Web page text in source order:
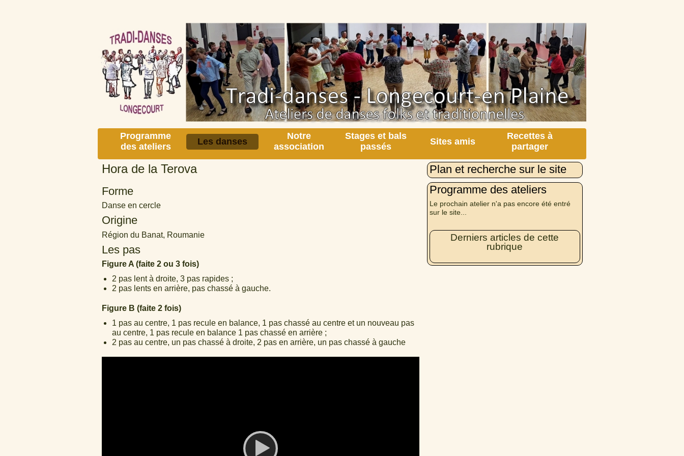
Programme
des ateliers
Les danses
Notre
association
Stages et bals
passés
Sites amis
Recettes à
partager
Hora de la Terova
Forme
Danse en cercle
Origine
Région du Banat, Roumanie
Les pas
Figure A (faite 2 ou 3 fois)
2 pas lent à droite, 3 pas rapides ;
2 pas lents en arrière, pas chassé à gauche.
Figure B (faite 2 fois)
1 pas au centre, 1 pas recule en balance, 1 pas chassé au centre et un nouveau pas
au centre, 1 pas recule en balance 1 pas chassé en arrière ;
2 pas au centre, un pas chassé à droite, 2 pas en arrière, un pas chassé à gauche
Plan et recherche sur le site
Programme des ateliers
Le prochain atelier n'a pas encore été entré
sur le site...
Derniers articles de cette
rubrique